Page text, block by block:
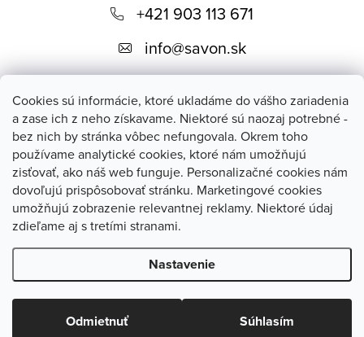
Cookies sú informácie, ktoré ukladáme do vášho zariadenia
a zase ich z neho získavame. Niektoré sú naozaj potrebné -
bez nich by stránka vôbec nefungovala. Okrem toho
používame analytické cookies, ktoré nám umožňujú
zisťovať, ako náš web funguje. Personalizačné cookies nám
dovoľujú prispôsobovať stránku. Marketingové cookies
umožňujú zobrazenie relevantnej reklamy. Niektoré údaj
zdieľame aj s tretími stranami.
Nastavenie
Odmietnuť Súhlasím
ä
Blog
+421 903 113 671
info@savon.sk
savon.sk
Copyright 2026SAVON - prírodná kozmetika. Všetky práva
vyhradené.Upraviť nastavenie cookies